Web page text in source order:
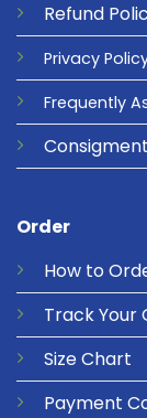
Refund
Privacy
Frequently
Consigment
Order
How to
Track Your
Size Chart
Payment